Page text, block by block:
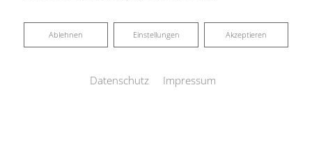
Neuigkeiten Akzeptieren
Einstellungen
Ablehnen
Ablehnen
Datenschutz Impressum